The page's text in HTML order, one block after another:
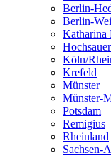
Berlin-
Berlin-
Katharina
Köln/
Krefeld
Münster
Münster-
Potsdam
Remigius
Rheinland
Sachsen-